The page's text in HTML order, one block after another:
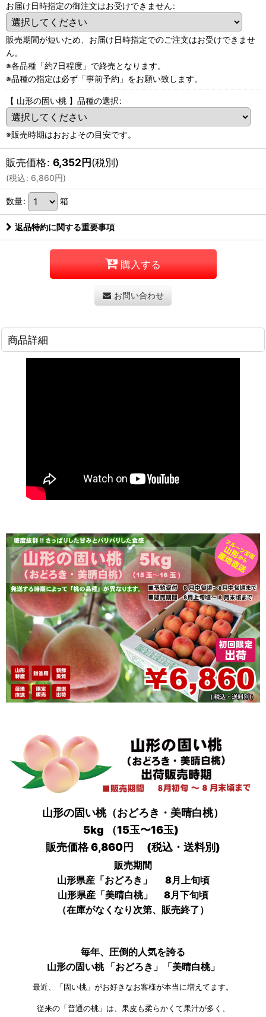
お届け日時指定の御注文はお受けできません:
販売期間が短いため、お届け日時指定でのご注文はお受けできませ
ん。
※各品種「約7日程度」で終売となります。
※品種の指定は必ず「事前予約」をお願い致します。
【 山形の固い桃 】品種の選択:
※販売時期はおおよその目安です。
販売価格: 6,352円(税別)
(税込: 6,860円)
数量: 箱
返品特約に関する重要事項
購入する
お問い合わせ
商品詳細
山形の固い桃（おどろき・美晴白桃）
5kg （15玉〜16玉)
販売価格 6,860円 (税込・送料別)
販売期間
山形県産「おどろき」 8月上旬頃
山形県産「美晴白桃」 8月下旬頃
（在庫がなくなり次第、販売終了）
毎年、圧倒的人気を誇る
山形の固い桃 「おどろき」「美晴白桃」
最近、「固い桃」がお好きなお客様が本当に増えてます。
従来の「普通の桃」は、果皮も柔らかくて果汁が多く、